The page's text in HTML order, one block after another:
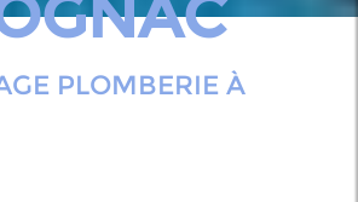
PLOMBERIE À